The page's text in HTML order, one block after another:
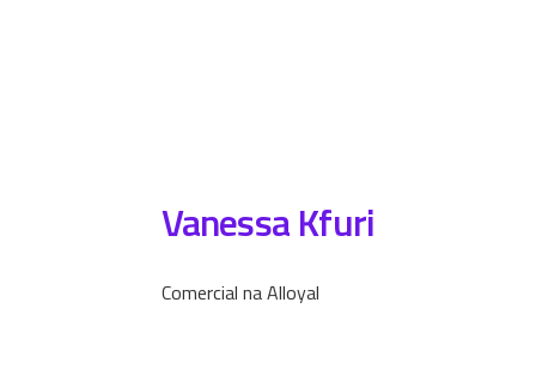
Vanessa Kfuri
Comercial na Alloyal